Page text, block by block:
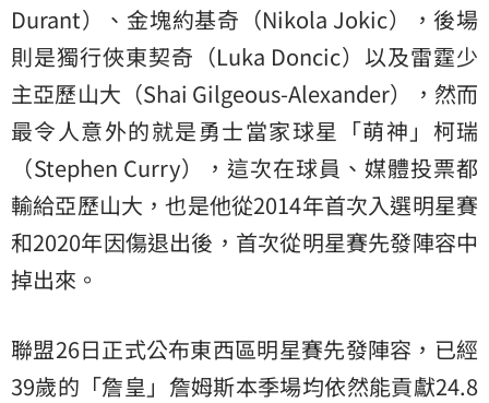
Durant）、金塊約基奇（Nikola Jokic），後場
則是獨行俠東契奇（Luka Doncic）以及雷霆少
主亞歷山大（Shai Gilgeous-Alexander），然而
最令人意外的就是勇士當家球星「萌神」柯瑞
（Stephen Curry），這次在球員、媒體投票都
輸給亞歷山大，也是他從2014年首次入選明星賽
和2020年因傷退出後，首次從明星賽先發陣容中
掉出來。
聯盟26日正式公布東西區明星賽先發陣容，已經
39歲的「詹皇」詹姆斯本季場均依然能貢獻24.8